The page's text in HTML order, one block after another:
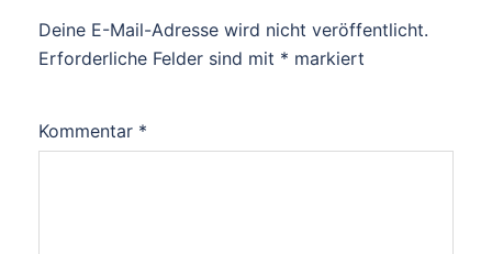
Deine E-Mail-Adresse wird nicht veröffentlicht.
Erforderliche Felder sind mit * markiert
Kommentar *